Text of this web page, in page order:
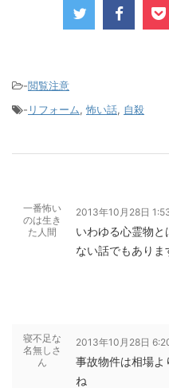
-閲覧注意
- リフォーム,怖い話, 自殺
一番怖い
のは生き
た人間
2013年10月28日
いわゆる心霊物
ない話でもありま
寝不足な
名無しさ
ん
2013年10月28日
事故物件は相場よ
ね